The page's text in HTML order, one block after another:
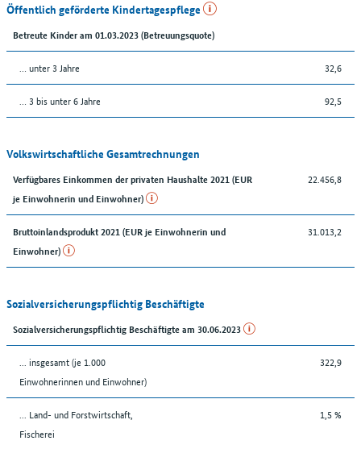
Öffentlich geförderte Kindertagespflege
Betreute Kinder am 01.03.2023 (Betreuungsquote)
… unter 3 Jahre 32,6
… 3 bis unter 6 Jahre 92,5
Volkswirtschaftliche Gesamtrechnungen
Verfügbares Einkommen der privaten Haushalte 2021 (EUR
je Einwohnerin und Einwohner)
22.456,8
Bruttoinlandsprodukt 2021 (EUR je Einwohnerin und
Einwohner)
31.013,2
Sozialversicherungspflichtig Beschäftigte
Sozialversicherungspflichtig Beschäftigte am 30.06.2023
... insgesamt (je 1.000
Einwohnerinnen und Einwohner)
322,9
... Land- und Forstwirtschaft,
Fischerei
1,5 %